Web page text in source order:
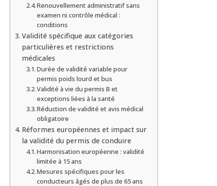
Renouvellement administratif sans
examen ni contrôle médical :
conditions
Validité spécifique aux catégories
particulières et restrictions
médicales
Durée de validité variable pour
permis poids lourd et bus
Validité à vie du permis B et
exceptions liées à la santé
Réduction de validité et avis médical
obligatoire
Réformes européennes et impact sur
la validité du permis de conduire
Harmonisation européenne : validité
limitée à 15 ans
Mesures spécifiques pour les
conducteurs âgés de plus de 65 ans